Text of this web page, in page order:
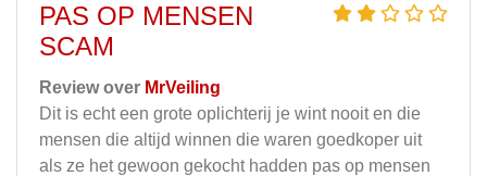
PAS OP MENSEN
SCAM
Review over MrVeiling
Dit is echt een grote oplichterij je wint nooit en die
mensen die altijd winnen die waren goedkoper uit
als ze het gewoon gekocht hadden pas op mensen